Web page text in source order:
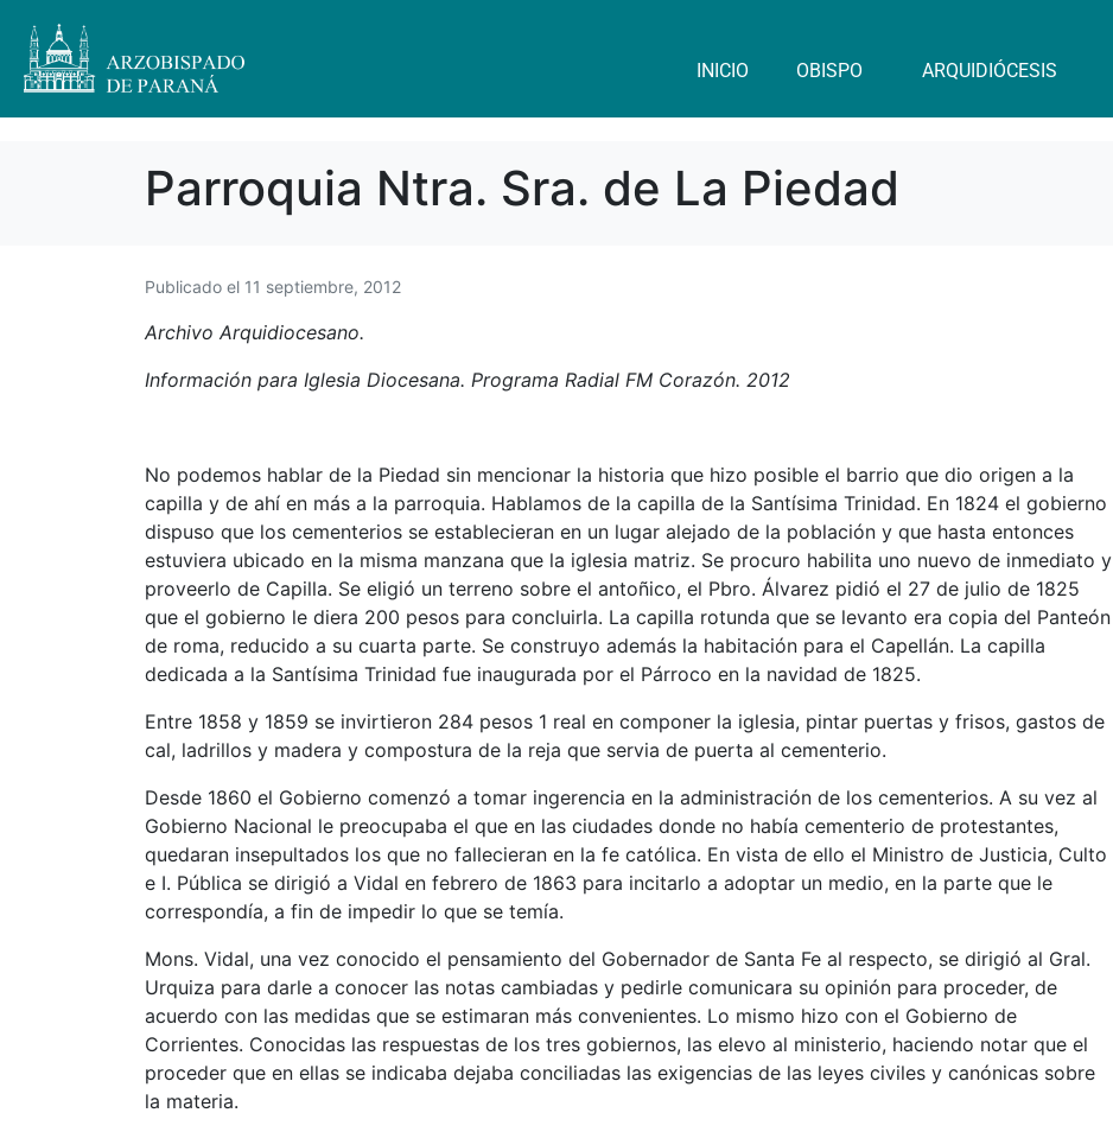
INICIO OBISPO ARQUIDIÓCESIS
Parroquia Ntra. Sra. de La Piedad
Publicado el 11 septiembre, 2012
Archivo Arquidiocesano.
Información para Iglesia Diocesana. Programa Radial FM Corazón. 2012
No podemos hablar de la Piedad sin mencionar la historia que hizo posible el barrio que dio origen a la
capilla y de ahí en más a la parroquia. Hablamos de la capilla de la Santísima Trinidad. En 1824 el gobierno
dispuso que los cementerios se establecieran en un lugar alejado de la población y que hasta entonces
estuviera ubicado en la misma manzana que la iglesia matriz. Se procuro habilita uno nuevo de inmediato y
proveerlo de Capilla. Se eligió un terreno sobre el antoñico, el Pbro. Álvarez pidió el 27 de julio de 1825
que el gobierno le diera 200 pesos para concluirla. La capilla rotunda que se levanto era copia del Panteón
de roma, reducido a su cuarta parte. Se construyo además la habitación para el Capellán. La capilla
dedicada a la Santísima Trinidad fue inaugurada por el Párroco en la navidad de 1825.
Entre 1858 y 1859 se invirtieron 284 pesos 1 real en componer la iglesia, pintar puertas y frisos, gastos de
cal, ladrillos y madera y compostura de la reja que servia de puerta al cementerio.
Desde 1860 el Gobierno comenzó a tomar ingerencia en la administración de los cementerios. A su vez al
Gobierno Nacional le preocupaba el que en las ciudades donde no había cementerio de protestantes,
quedaran insepultados los que no fallecieran en la fe católica. En vista de ello el Ministro de Justicia, Culto
e I. Pública se dirigió a Vidal en febrero de 1863 para incitarlo a adoptar un medio, en la parte que le
correspondía, a fin de impedir lo que se temía.
Mons. Vidal, una vez conocido el pensamiento del Gobernador de Santa Fe al respecto, se dirigió al Gral.
Urquiza para darle a conocer las notas cambiadas y pedirle comunicara su opinión para proceder, de
acuerdo con las medidas que se estimaran más convenientes. Lo mismo hizo con el Gobierno de
Corrientes. Conocidas las respuestas de los tres gobiernos, las elevo al ministerio, haciendo notar que el
proceder que en ellas se indicaba dejaba conciliadas las exigencias de las leyes civiles y canónicas sobre
la materia.